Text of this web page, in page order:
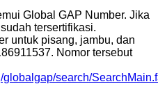
Global GAP Number. Jika
tersertifikasi.
untuk pisang, jambu, dan
Nomor tersebut
search/